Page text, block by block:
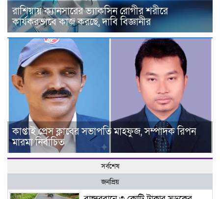
রাশিয়ায় ক্যানসারের ভ্যাকসিন রোগীর শরীরে
কার্যকরভাবে কাজ করছে, দাবি বিজ্ঞানীর
কাপ্তাই প্রেস ক্লাবের সভাপতি মাহফুজ, সম্পাদক রিপন
মারমা নির্বাচিত
সর্বশেষ
জনপ্রিয়